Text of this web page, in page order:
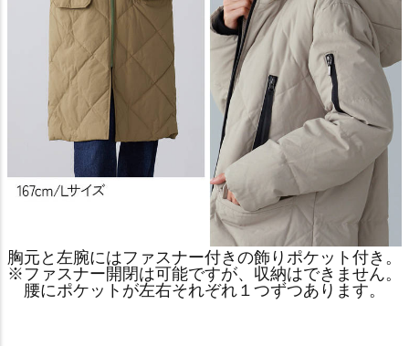
胸元と左腕にはファスナー付きの飾りポケット付き。
※ファスナー開閉は可能ですが、収納はできません。
腰にポケットが左右それぞれ１つずつあります。